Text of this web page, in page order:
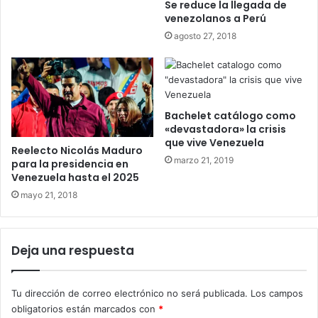
Se reduce la llegada de
venezolanos a Perú
agosto 27, 2018
Reelecto Nicolás Maduro
para la presidencia en
Venezuela hasta el 2025
mayo 21, 2018
Bachelet catálogo como
«devastadora» la crisis
que vive Venezuela
marzo 21, 2019
Deja una respuesta
Tu dirección de correo electrónico no será publicada. Los campos
obligatorios están marcados con *